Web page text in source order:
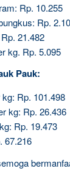
Rp. 10.255
Rp.
21.482
kg. Rp. 5.095
Pauk:
Rp. 101.498
kg: Rp. 26.436
Rp. 19.473
67.216